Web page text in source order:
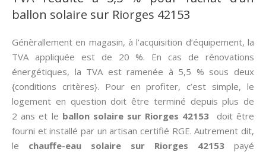
ballon solaire sur Riorges 42153
Génèrallement en magasin, à l’acquisition d’équipement, la
TVA appliquée est de 20 %. En cas de rénovations
énergétiques, la TVA est ramenée à 5,5 % sous deux
{conditions critères}. Pour en profiter, c’est simple, le
logement en question doit être terminé depuis plus de
2 ans et le ballon solaire sur Riorges 42153 doit être
fourni et installé par un artisan certifié RGE. Autrement dit,
le chauffe-eau solaire sur Riorges 42153 payé